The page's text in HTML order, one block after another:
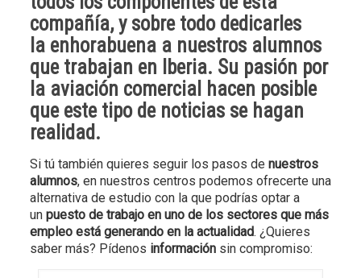
compañía, y sobre todo dedicarles
la enhorabuena a nuestros alumnos
que trabajan en Iberia. Su pasión por
la aviación comercial hacen posible
que este tipo de noticias se hagan
realidad.
Si tú también quieres seguir los pasos de nuestros
alumnos, en nuestros centros podemos ofrecerte una
alternativa de estudio con la que podrías optar a
un puesto de trabajo en uno de los sectores que más
empleo está generando en la actualidad. ¿Quieres
saber más? Pídenos informaciónsin compromiso: